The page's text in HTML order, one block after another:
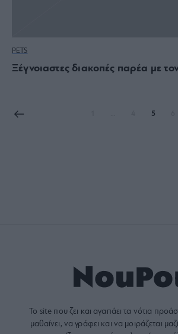
PETS
Ξέγνοιαστες διακοπές παρέα με
5
Το site που ζει και αγαπάει τα νότια
μαθαίνει, να γράφει και να μοιράζεται